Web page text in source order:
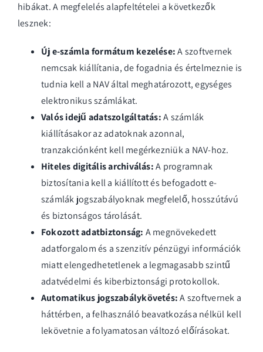
hibákat. A megfelelés alapfeltételei a következők
lesznek:
Új e-számla formátum kezelése:A szoftvernek
nemcsak kiállítania, de fogadnia és értelmeznie is
tudnia kell a NAV által meghatározott, egységes
elektronikus számlákat.
Valós idejű adatszolgáltatás:A számlák
kiállításakor az adatoknak azonnal,
tranzakciónként kell megérkezniük a NAV-hoz.
Hiteles digitális archiválás:A programnak
biztosítania kell a kiállított és befogadott e-
számlák jogszabályoknak megfelelő, hosszútávú
és biztonságos tárolását.
Fokozott adatbiztonság: A megnövekedett
adatforgalom és a szenzitív pénzügyi információk
miatt elengedhetetlenek a legmagasabb szintű
adatvédelmi és kiberbiztonsági protokollok.
Automatikus jogszabálykövetés:A szoftvernek a
háttérben, a felhasználó beavatkozása nélkül kell
lekövetnie a folyamatosan változó előírásokat.